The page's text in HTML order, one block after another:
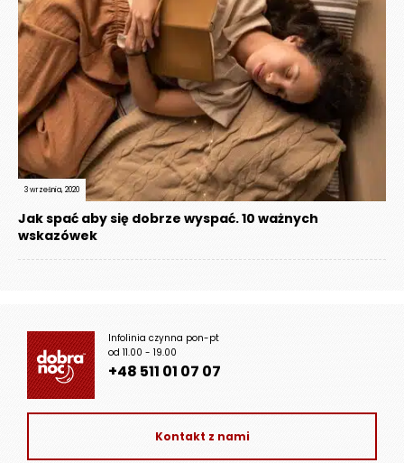
Jak spać aby się dobrze wyspać. 10 ważnych
wskazówek
3 września, 2020
Infolinia czynna pon-pt
od 11.00 - 19.00
+48 511 01 07 07
Kontakt z nami